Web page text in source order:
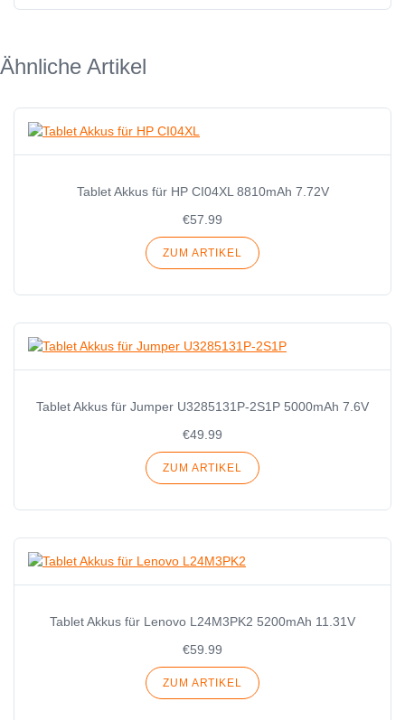
Ähnliche Artikel
Tablet Akkus für HP CI04XL 8810mAh 7.72V
€57.99
ZUM ARTIKEL
Tablet Akkus für Jumper U3285131P-2S1P 5000mAh 7.6V
€49.99
ZUM ARTIKEL
Tablet Akkus für Lenovo L24M3PK2 5200mAh 11.31V
€59.99
ZUM ARTIKEL